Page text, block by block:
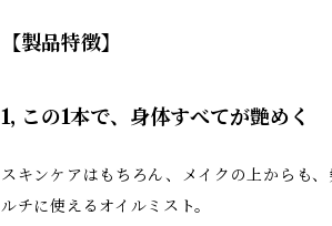
【製品特徴】
1, この1本で、身体すべてが艶めく
スキンケアはもちろん、メイクの上からも
ルチに使えるオイルミスト。